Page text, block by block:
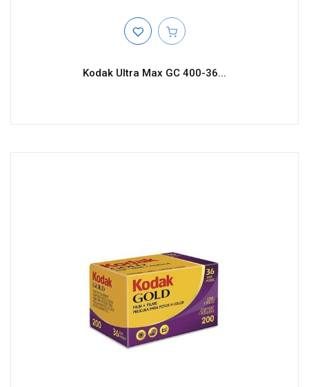
Kodak Ultra Max GC 400-36...